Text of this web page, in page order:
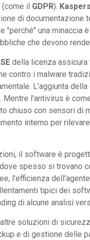
il GDPR).
di documentazione
"perché" una minaccia
che devono
della licenza
contro i malware
L'aggiunta
l'antivirus è
chiuso con sensori di
interno per
il software è
spesso si trovano
l'efficienza
tipici dei
di alcune analisi
soluzioni di
e di gestione delle